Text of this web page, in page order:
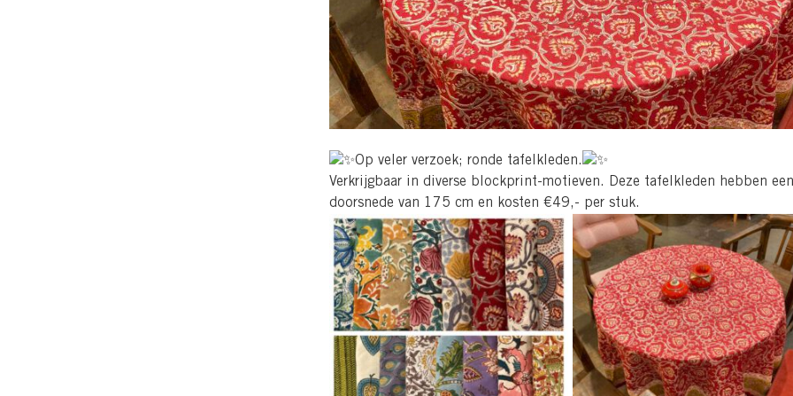
Op veler verzoek; ronde tafelkleden.
Verkrijgbaar in diverse blockprint-motieven. Deze tafelkleden hebben een
doorsnede van 175 cm en kosten €49,- per stuk.